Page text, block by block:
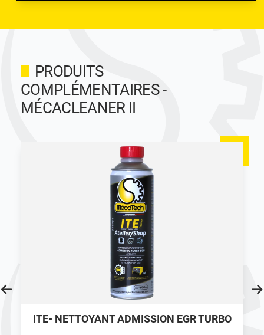
PRODUITS
COMPLÉMENTAIRES -
MÉCACLEANER II
ITE- NETTOYANT ADMISSION EGR TURBO